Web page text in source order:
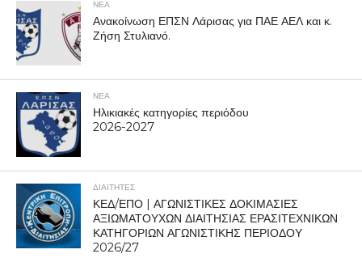
ΝΕΑ
Ανακοίνωση ΕΠΣΝ Λάρισας για ΠΑΕ ΑΕΛ και κ.
Ζήση Στυλιανό.
ΝΕΑ
Ηλικιακές κατηγορίες περιόδου
2026-2027
ΔΙΑΙΤΗΤΕΣ
ΚΕΔ/ΕΠΟ | ΑΓΩΝΙΣΤΙΚΕΣ ΔΟΚΙΜΑΣΙΕΣ
ΑΞΙΩΜΑΤΟΥΧΩΝ ΔΙΑΙΤΗΣΙΑΣ ΕΡΑΣΙΤΕΧΝΙΚΩΝ
ΚΑΤΗΓΟΡΙΩΝ ΑΓΩΝΙΣΤΙΚΗΣ ΠΕΡΙΟΔΟΥ
2026/27